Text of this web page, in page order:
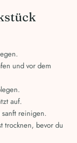
und vor dem
auf.
reinigen.
trocknen, bevor du